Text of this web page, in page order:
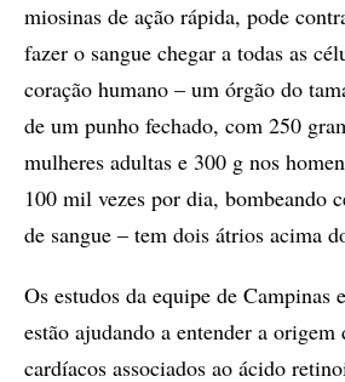
miosinas de ação rápida, pode
fazer o sangue chegar a todas as
coração humano – um órgão do
de um punho fechado, com 250
mulheres adultas e 300 g nos
100 mil vezes por dia, bombeando
de sangue – tem dois átrios acima
Os estudos da equipe de Campinas
estão ajudando a entender a origem
cardíacos associados ao ácido